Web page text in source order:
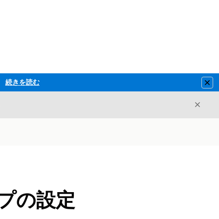
続きを読む
閉じる
の設定